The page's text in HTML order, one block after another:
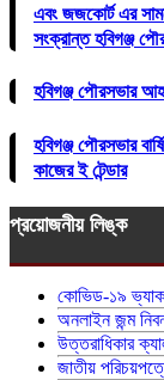
এবং জজকোর্ট এর
সংক্রান্ত হবিগঞ্জ
হবিগঞ্জ পৌরসভার
হবিগঞ্জ পৌরসভার
কাজের ই টেন্ডার
প্রয়োজনীয় লিঙ্ক
কোভিড-১৯
অনলাইন জন্ম
উত্তরাধিকার
জাতীয়